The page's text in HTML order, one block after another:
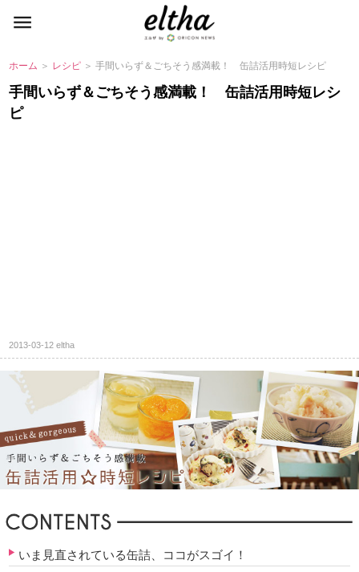
ホーム ＞ レシピ ＞ 手間いらず＆ごちそう感満載！ 缶詰活用時短レシピ
手間いらず＆ごちそう感満載！ 缶詰活用時短レシ
ピ
2013-03-12eltha
いま見直されている缶詰、ココがスゴイ！